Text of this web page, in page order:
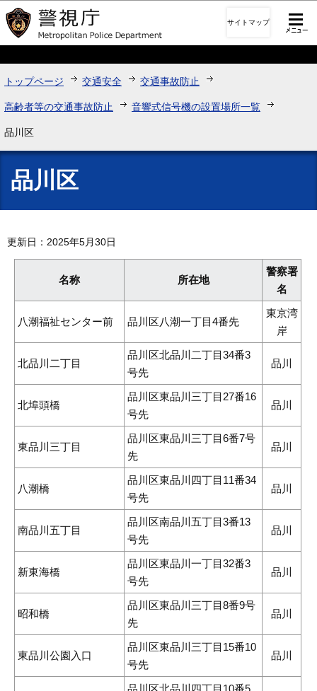
このページの本文へ移動
サイトマップ
トップページ 交通安全 交通事故防止
高齢者等の交通事故防止 音響式信号機の設置場所一覧
品川区
品川区
更新日：2025年5月30日
名称 所在地
警察署
名
八潮福祉センター前 品川区八潮一丁目4番先
東京湾
岸
北品川二丁目
品川区北品川二丁目34番3
号先
品川
北埠頭橋
品川区東品川三丁目27番16
号先
品川
東品川三丁目
品川区東品川三丁目6番7号
先
品川
八潮橋
品川区東品川四丁目11番34
号先
品川
南品川五丁目
品川区南品川五丁目3番13
号先
品川
新東海橋
品川区東品川一丁目32番3
号先
品川
昭和橋
品川区東品川三丁目8番9号
先
品川
東品川公園入口
品川区東品川三丁目15番10
号先
品川
品川区北品川四丁目10番5